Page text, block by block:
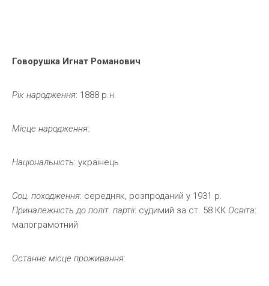
Говорушка Игнат Романович
Рік народження: 1888 р.н.
Місце народження:
Національність: українець
Соц. походження: середняк, розпроданий у 1931 р.
Приналежність до політ. партії: судимий за ст. 58 КК Освіта:
малограмотний
Останнє місце проживання: